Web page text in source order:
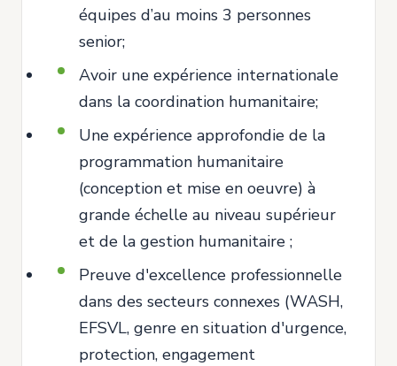
équipes d’au moins 3 personnes
senior;
Avoir une expérience internationale
dans la coordination humanitaire;
Une expérience approfondie de la
programmation humanitaire
(conception et mise en oeuvre) à
grande échelle au niveau supérieur
et de la gestion humanitaire ;
Preuve d'excellence professionnelle
dans des secteurs connexes (WASH,
EFSVL, genre en situation d'urgence,
protection, engagement